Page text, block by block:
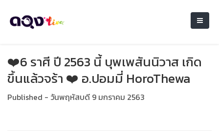
❤️6 ราศี ปี 2563 นี้ บุพเพสันนิวาส เกิด
ขึ้นแล้วจร้า ❤️ อ.ปอมมี่ HoroThewa
Published - วันพฤหัสบดี 9 มกราคม 2563